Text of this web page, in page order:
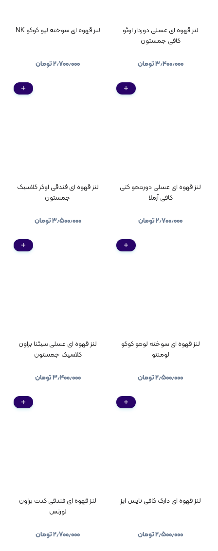
لنز قهوه ای عسلی دوردار اوئو
کافی جمستون
۳٫۴۰۰٫۰۰۰تومان
لنز قهوه ای سوخته لیو کوکو NK
۲٫۷۰۰٫۰۰۰تومان
لنز قهوه ای عسلی دورمحو کتی
کافی آرملا
۲٫۷۰۰٫۰۰۰تومان
لنز قهوه ای فندقی اوکر کلاسیک
جمستون
۳٫۵۰۰٫۰۰۰تومان
لنز قهوه ای سوخته لومو کوکو
لومنتو
۲٫۵۰۰٫۰۰۰تومان
لنز قهوه ای عسلی سیئنا براون
کلاسیک جمستون
۳٫۴۰۰٫۰۰۰تومان
لنز قهوه ای دارک کافی نایس ایز
۲٫۵۰۰٫۰۰۰تومان
لنز قهوه ای فندقی کدت براون
لورنس
۲٫۷۰۰٫۰۰۰تومان